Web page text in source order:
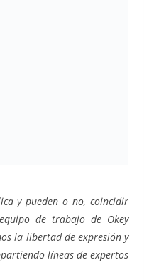
y pueden o no, coincidir
de trabajo de Okey
la libertad de expresión y
líneas de expertos